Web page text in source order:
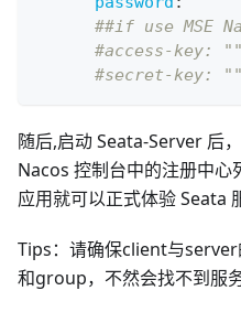
##if use MSE
#access-key: ""
#secret-key: ""
随后,启动 Seata-Server 后
Nacos 控制台中的注册中
应用就可以正式体验 Seata
Tips：请确保client与
和group，不然会找不到服务